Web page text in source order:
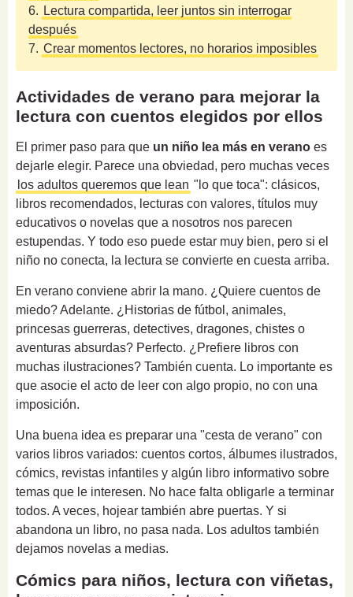
6. Lectura compartida, leer juntos sin interrogar
después
7. Crear momentos lectores, no horarios imposibles
Actividades de verano para mejorar la
lectura con cuentos elegidos por ellos
El primer paso para que un niño lea más en verano es
dejarle elegir. Parece una obviedad, pero muchas veces
los adultos queremos que lean "lo que toca": clásicos,
libros recomendados, lecturas con valores, títulos muy
educativos o novelas que a nosotros nos parecen
estupendas. Y todo eso puede estar muy bien, pero si el
niño no conecta, la lectura se convierte en cuesta arriba.
En verano conviene abrir la mano. ¿Quiere cuentos de
miedo? Adelante. ¿Historias de fútbol, animales,
princesas guerreras, detectives, dragones, chistes o
aventuras absurdas? Perfecto. ¿Prefiere libros con
muchas ilustraciones? También cuenta. Lo importante es
que asocie el acto de leer con algo propio, no con una
imposición.
Una buena idea es preparar una "cesta de verano" con
varios libros variados: cuentos cortos, álbumes ilustrados,
cómics, revistas infantiles y algún libro informativo sobre
temas que le interesen. No hace falta obligarle a terminar
todos. A veces, hojear también abre puertas. Y si
abandona un libro, no pasa nada. Los adultos también
dejamos novelas a medias.
Cómics para niños, lectura con viñetas,